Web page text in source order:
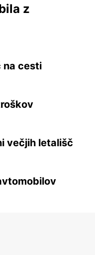
z
na cesti
večjih letališč